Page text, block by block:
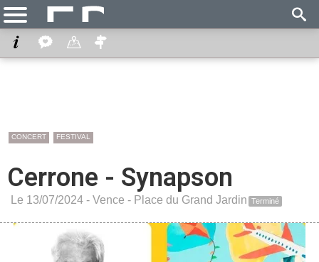
CONCERT FESTIVAL
Cerrone - Synapson
Le 13/07/2024 - Vence - Place du Grand Jardin Terminé